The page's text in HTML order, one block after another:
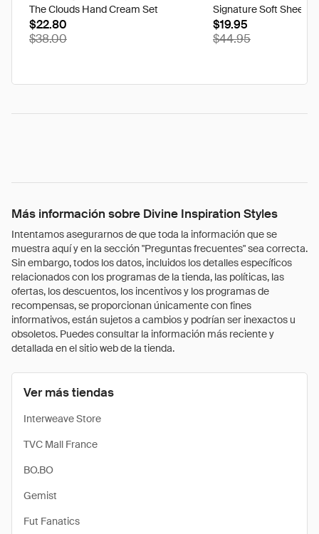
The Clouds Hand Cream Set
$22.80
$38.00
Signature Soft Sheet
$19.95
$44.95
Más información sobre Divine Inspiration Styles
Intentamos asegurarnos de que toda la información que se
muestra aquí y en la sección "Preguntas frecuentes" sea correcta.
Sin embargo, todos los datos, incluidos los detalles específicos
relacionados con los programas de la tienda, las políticas, las
ofertas, los descuentos, los incentivos y los programas de
recompensas, se proporcionan únicamente con fines
informativos, están sujetos a cambios y podrían ser inexactos u
obsoletos. Puedes consultar la información más reciente y
detallada en el sitio web de la tienda.
Ver más tiendas
Interweave Store
TVC Mall France
BO.BO
Gemist
Fut Fanatics